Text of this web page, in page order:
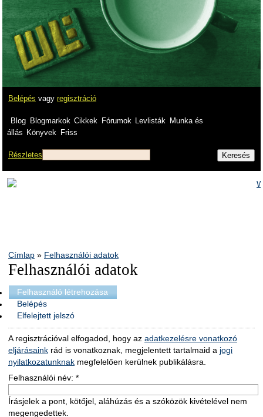
Belépés vagy regisztráció
Blog Blogmarkok Cikkek Fórumok Levlisták
Munka és
állás Könyvek Friss
Részletes
Címlap » Felhasználói adatok
Felhasználói adatok
Felhasználó létrehozása
Belépés
Elfelejtett jelszó
A regisztrációval elfogadod, hogy az adatkezelésre vonatkozó
eljárásaink rád is vonatkoznak, megjelentett tartalmaid a jogi
nyilatkozatunknak megfelelően kerülnek publikálásra.
Felhasználói név: *
Írásjelek a pont, kötőjel, aláhúzás és a szóközök kivételével nem
megengedettek.